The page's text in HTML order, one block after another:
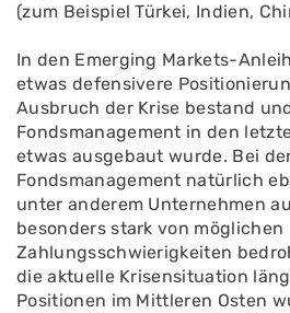
(zum Beispiel Türkei, Indien,
In den Emerging Markets-
etwas defensivere
Ausbruch der Krise bestand
Fondsmanagement in den
etwas ausgebaut wurde. Bei
Fondsmanagement natürlich
unter anderem Unternehmen
besonders stark von möglichen
Zahlungsschwierigkeiten
die aktuelle Krisensituation
Positionen im Mittleren Osten